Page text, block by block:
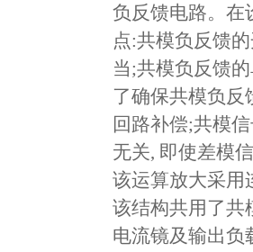
负反馈电路。在
点:共模负反馈
当;共模负反馈
了确保共模负
回路补偿;共模
无关, 即使差模
该运算放大采用
该结构共用了
电流镜及输出负